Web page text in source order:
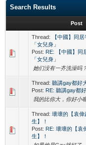
Search Results
Post
Thread:
【中國】同
「女兒身」
Post: RE: 【中國】同
「女兒身」
她们没有一齐洗澡吗
Thread: 聽講gay都好
Post: RE: 聽講gay都
我的比你大，你好小
Thread: 壞壞的【袁
生】！
Post: RE: 壞壞的【袁
生】！